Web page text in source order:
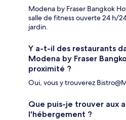
Modena by Fraser Bangkok
salle de fitness ouverte 24 h/
jardin.
Y a-t-il des restaurants
Modena by Fraser
proximité ?
Oui, vous y trouverez
Que puis-je trouver aux
l'hébergement ?